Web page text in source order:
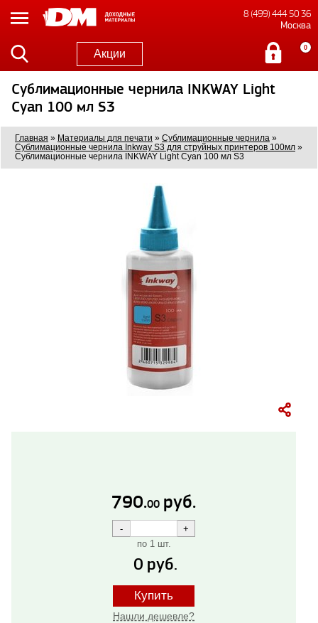
8 (499) 444 50 36
Москва
Акции 0
Сублимационные чернила INKWAY Light
Cyan 100 мл S3
Главная » Материалы для печати » Сублимационные чернила »
Сублимационные чернила Inkway S3 для струйных принтеров 100мл »
Сублимационные чернила INKWAY Light Cyan 100 мл S3
790.00 руб.
по 1 шт.
0 руб.
Купить
Нашли дешевле?